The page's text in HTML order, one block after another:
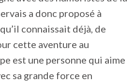
a donc proposé à
connaissait déjà, de
cette aventure au
est une personne qui aime
sa grande force en